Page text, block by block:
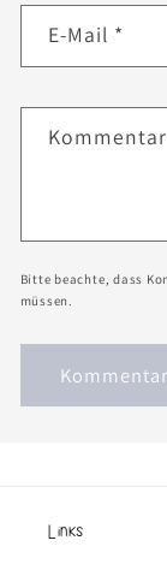
E-Mail *
Kommentar
Bitte beachte, dass
müssen.
Links